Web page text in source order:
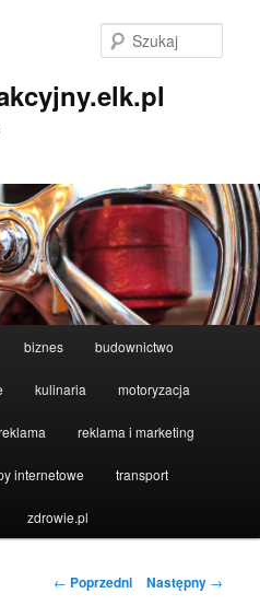
biznes budownictwo
kulinaria motoryzacja
reklama i marketing
internetowe transport
zdrowie.pl
Nawigacja
← Poprzedni Następny →